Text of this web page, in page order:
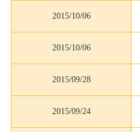
2015/10/06
2015/10/06
2015/09/28
2015/09/24